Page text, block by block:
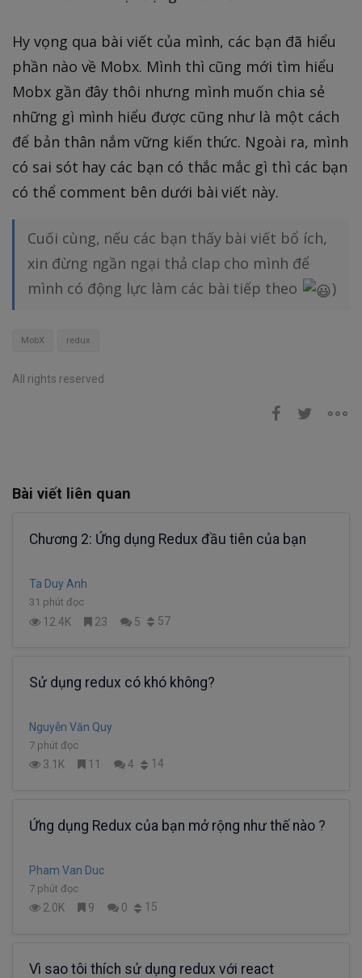
Hy vọng qua bài viết của mình, các bạn đã hiểu
phần nào về Mobx. Mình thì cũng mới tìm hiểu
Mobx gần đây thôi nhưng mình muốn chia sẻ
những gì mình hiểu được cũng như là một cách
để bản thân nắm vững kiến thức. Ngoài ra, mình
có sai sót hay các bạn có thắc mắc gì thì các bạn
có thể comment bên dưới bài viết này.
Cuối cùng, nếu các bạn thấy bài viết bổ ích,
xin đừng ngần ngại thả clap cho mình để
mình có động lực làm các bài tiếp theo
)
MobX redux
All rights reserved
Bài viết liên quan
Chương 2: Ứng dụng Redux đầu tiên của bạn
Ta Duy Anh
31 phút đọc
12.4K 23 5 57
Sử dụng redux có khó không?
Nguyễn Văn Quy
7 phút đọc
3.1K 11 4 14
Ứng dụng Redux của bạn mở rộng như thế nào ?
Pham Van Duc
7 phút đọc
2.0K 9 0 15
Vì sao tôi thích sử dụng redux với react